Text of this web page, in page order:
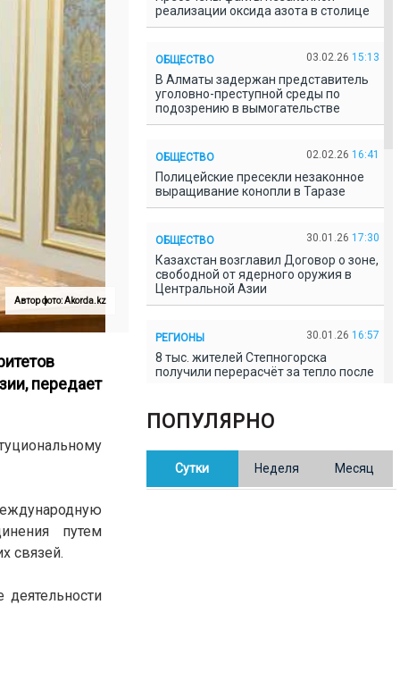
Автор фото: Akorda.kz
передает
путем
связей.
реализации оксида азота в столице
ОБЩЕСТВО 03.02.26 15:13
В Алматы задержан представитель
уголовно-преступной среды по
подозрению в вымогательстве
ОБЩЕСТВО 02.02.26 16:41
Полицейские пресекли незаконное
выращивание конопли в Таразе
ОБЩЕСТВО 30.01.26 17:30
Казахстан возглавил Договор о зоне,
свободной от ядерного оружия в
Центральной Азии
РЕГИОНЫ 30.01.26 16:57
8 тыс. жителей Степногорска
получили перерасчёт за тепло после
В Казахстане готовят новую
редакцию Конституции: меняется
ПОПУЛЯРНО
Сутки Неделя Месяц